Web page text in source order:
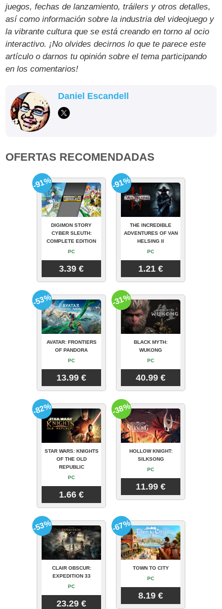
juegos, fechas de lanzamiento, tráilers y otros detalles,
así como información sobre la industria del videojuego y
la vibrante cultura que se está creando en torno al ocio
interactivo. ¡No olvides decirnos lo que te parece este
artículo o darnos tu opinión sobre el tema participando
en los comentarios!
Daniel Escandell
OFERTAS RECOMENDADAS
DIGIMON STORY
CYBER SLEUTH:
COMPLETE EDITION
PC
3.39 €
-91%
THE INCREDIBLE
ADVENTURES OF VAN
HELSING II
PC
1.21 €
-91%
AVATAR: FRONTIERS
OF PANDORA
PC
13.99 €
-53%
BLACK MYTH:
WUKONG
PC
40.99 €
-31%
STAR WARS: KNIGHTS
OF THE OLD
REPUBLIC
PC
1.66 €
-82%
HOLLOW KNIGHT:
SILKSONG
PC
11.99 €
-38%
CLAIR OBSCUR:
EXPEDITION 33
PC
23.29 €
-53%
TOWN TO CITY
PC
8.19 €
-67%